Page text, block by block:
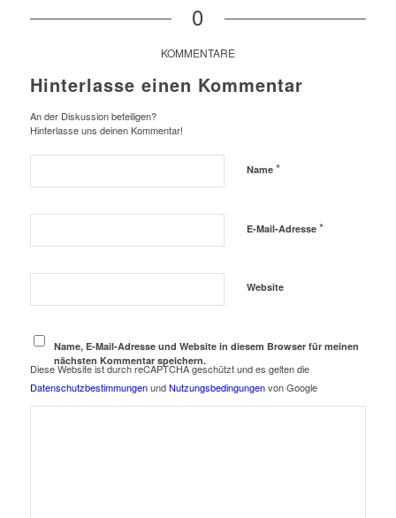
0
KOMMENTARE
Hinterlasse einen Kommentar
An der Diskussion beteiligen?
Hinterlasse uns deinen Kommentar!
Name *
E-Mail-Adresse *
Website
Name, E-Mail-Adresse und Website in diesem Browser für meinen
nächsten Kommentar speichern.
Diese Website ist durch reCAPTCHA geschützt und es gelten die
DatenschutzbestimmungenundNutzungsbedingungenvon Google